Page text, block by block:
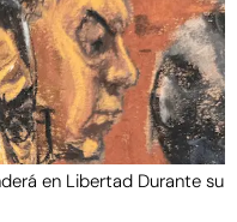
en Libertad Durante su